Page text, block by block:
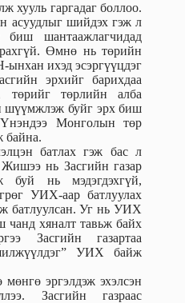
хууль гаргадаг боллоо.
асуудлыг шийдэх гэж л
биш шантаажлагчидад
Өмнө нь төрийн
ынхан ихэд эсэргүүцдэг
эрхийг барихдаа
төрийг төрлийн алба
шүүмжлэж буйг эрх биш
Монголын төр
байна.
батлах гэж бас л
нь Засгийн газар
нь мэдэгдэхгүй,
УИХ-аар батлуулах
батлуулсан. Уг нь УИХ
чанд хяналт тавьж байх
Засгийн газартаа
УИХ байж
эргэлдэж эхэлсэн
Засгийн газраас